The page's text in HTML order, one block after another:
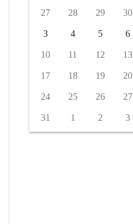
27 28 29 30
3 4 5 6
10 11 12 13
17 18 19 20
24 25 26 27
31 1 2 3